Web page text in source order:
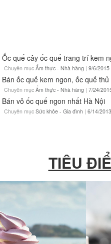
Ốc quế cây ốc quế trang trí kem
Chuyên mục Ẩm thực - Nhà hàng | 9/6/2015
Bán ốc quế kem ngon, ốc quế thủ
Chuyên mục Ẩm thực - Nhà hàng | 7/24/
Bán vỏ ốc quế ngon nhất Hà Nội
Chuyên mục Sức khỏe - Gia đình | 6/14/
TIÊU